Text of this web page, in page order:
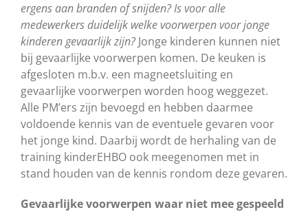
ergens aan branden of snijden? Is voor alle
medewerkers duidelijk welke voorwerpen voor jonge
kinderen gevaarlijk zijn?Jonge kinderen kunnen niet
bij gevaarlijke voorwerpen komen. De keuken is
afgesloten m.b.v. een magneetsluiting en
gevaarlijke voorwerpen worden hoog weggezet.
Alle PM’ers zijn bevoegd en hebben daarmee
voldoende kennis van de eventuele gevaren voor
het jonge kind. Daarbij wordt de herhaling van de
training kinderEHBO ook meegenomen met in
stand houden van de kennis rondom deze gevaren.
Gevaarlijke voorwerpen waar niet mee gespeeld